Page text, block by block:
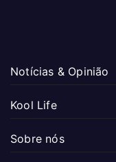
Notícias & Opinião
Kool Life
Sobre nós